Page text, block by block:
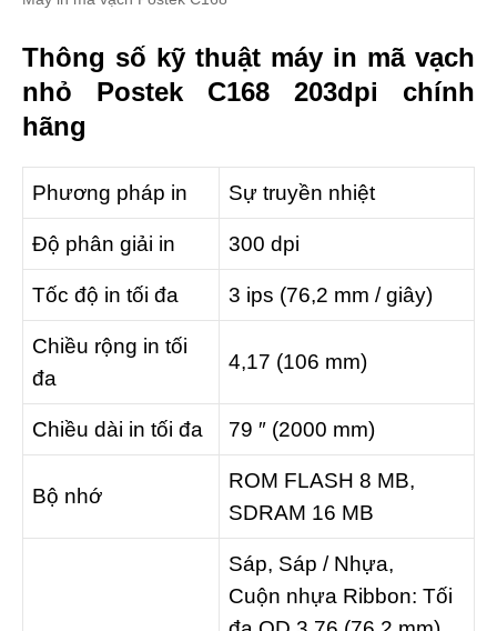
Thông số kỹ thuật máy in mã vạch
nhỏ Postek C168 203dpi chính
hãng
Phương pháp in Sự truyền nhiệt
Độ phân giải in 300 dpi
Tốc độ in tối đa 3 ips (76,2 mm / giây)
Chiều rộng in tối
đa
4,17 (106 mm)
Chiều dài in tối đa 79 ″ (2000 mm)
Bộ nhớ
ROM FLASH 8 MB,
SDRAM 16 MB
Sáp, Sáp / Nhựa,
Cuộn nhựa Ribbon: Tối